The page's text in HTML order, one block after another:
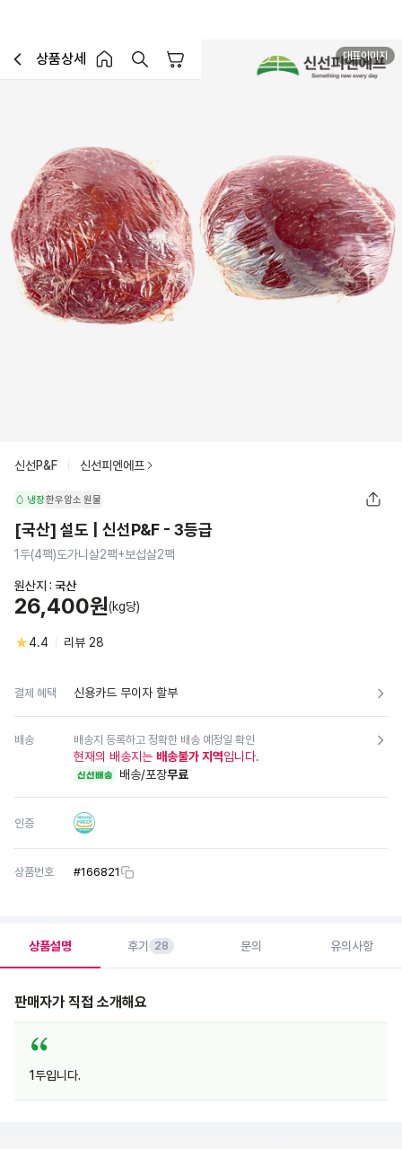
이전페이지로 이동
상품상세
홈 버튼홈 장바구니
대표이미지
신선P&F 신선피엔에프
냉장한우암소 원물
[국산] 설도 | 신선P&F - 3등급
1두(4팩)도가니살2팩+보섭살2팩
원산지 : 국산
26,400원(kg당)
4.4 리뷰 28
결제 혜택 신용카드 무이자 할부
배송 배송지 등록하고 정확한 배송 예정일 확인
현재의 배송지는 배송불가 지역입니다.
신선배송 배송/포장무료
인증
상품번호 #166821
상품설명 후기 28 문의 유의사항
판매자가 직접 소개해요
1두입니다.